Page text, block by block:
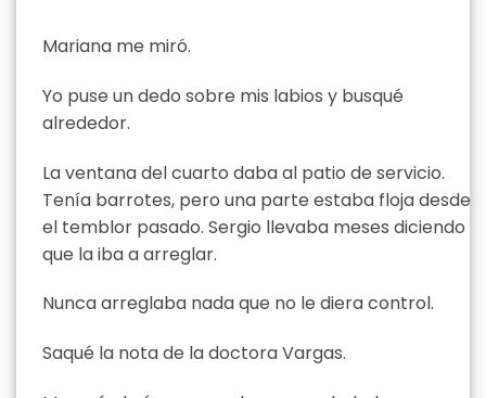
Mariana me miró.
Yo puse un dedo sobre mis labios y busqué
alrededor.
La ventana del cuarto daba al patio de servicio.
Tenía barrotes, pero una parte estaba floja desde
el temblor pasado. Sergio llevaba meses diciendo
que la iba a arreglar.
Nunca arreglaba nada que no le diera control.
Saqué la nota de la doctora Vargas.